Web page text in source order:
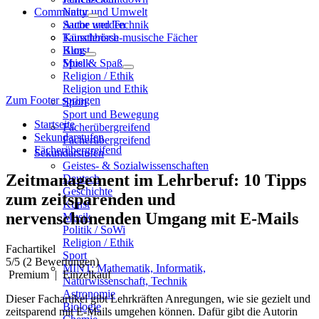
Natur und Umwelt
Sache und Technik
Künstlerisch-musische Fächer
Kunst
Musik
Religion / Ethik
Religion und Ethik
Sport
Sport und Bewegung
Fächerübergreifend
Fächerübergreifend
Sekundarstufen
Geistes- & Sozialwissenschaften
Deutsch
Geschichte
Kunst
Musik
Politik / SoWi
Religion / Ethik
Sport
MINT: Mathematik, Informatik,
Naturwissenschaft, Technik
Astronomie
Biologie
Community
Autor werden
Tauschbörse
Blog
Spiel & Spaß
Zum Footer springen
Startseite
Sekundarstufen
Fächerübergreifend
Zeitmanagement im Lehrberuf: 10 Tipps
zum zeitsparenden und
nervenschonenden Umgang mit E-Mails
Fachartikel
5/5 (2 Bewertungen)
Premium| Einzelkauf
Dieser Fachartikel gibt Lehrkräften Anregungen, wie sie gezielt und
zeitsparend mit E-Mails umgehen können. Dafür gibt die Autorin